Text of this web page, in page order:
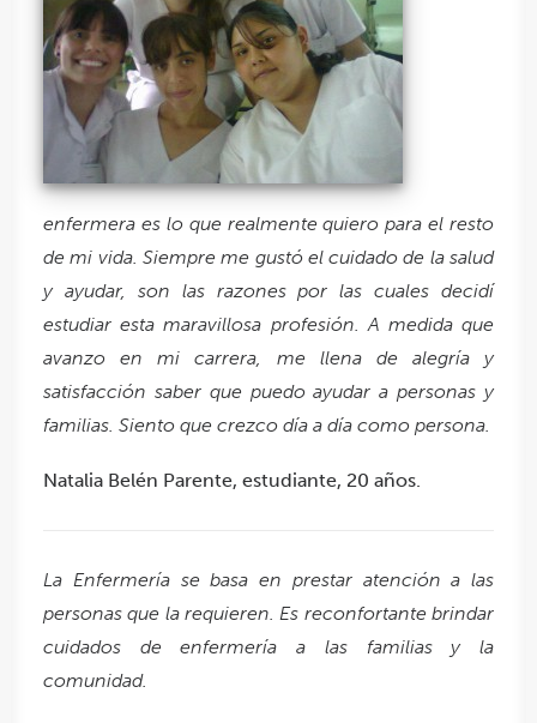
enfermera es lo que realmente quiero para el resto
de mi vida. Siempre me gustó el cuidado de la salud
y ayudar, son las razones por las cuales decidí
estudiar esta maravillosa profesión. A medida que
avanzo en mi carrera, me llena de alegría y
satisfacción saber que puedo ayudar a personas y
familias. Siento que crezco día a día como persona.
Natalia Belén Parente, estudiante, 20 años.
La Enfermería se basa en prestar atención a las
personas que la requieren. Es reconfortante brindar
cuidados de enfermería a las familias y la
comunidad.